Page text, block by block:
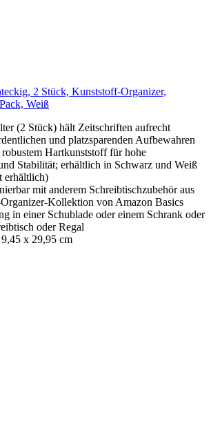
2 Stück, Kunststoff-Organizer,
Weiß
(2 Stück) hält Zeitschriften aufrecht
und platzsparenden Aufbewahren
Hartkunststoff für hohe
Stabilität; erhältlich in Schwarz und Weiß
erhältlich)
mit anderem Schreibtischzubehör aus
Kollektion von Amazon Basics
in einer Schublade oder einem Schrank oder
oder Regal
x 29,95 cm